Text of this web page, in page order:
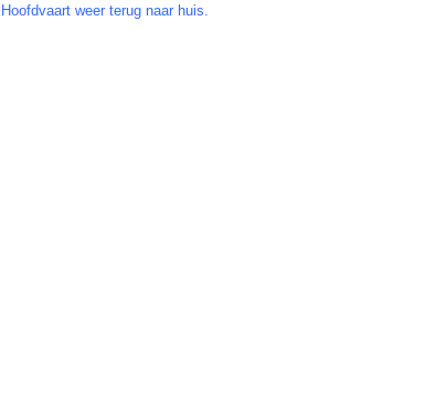
Hoofdvaart weer terug naar huis.